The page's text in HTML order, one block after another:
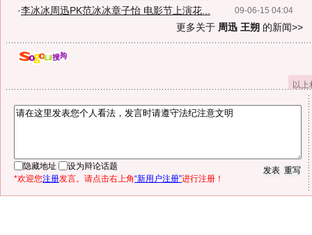
09-06-15 04:04
·李冰冰周迅PK范冰冰章子怡 电影节上演花...
更多关于 周迅 王朔 的新闻>>
以
隐藏地址
设为辩论话题
*欢迎您注册发言。请点击右上角“新用户注册”进行注册！